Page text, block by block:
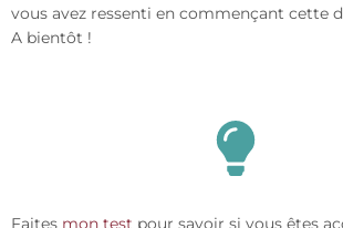
vous avez ressenti en commençant cette
A bientôt !
Faites mon test pour savoir si vous êtes